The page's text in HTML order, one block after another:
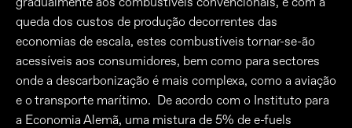
queda dos custos de produção decorrentes das
economias de escala, estes combustíveis tornar-se-ão
acessíveis aos consumidores, bem como para sectores
onde a descarbonização é mais complexa, como a aviação
e o transporte marítimo. De acordo com o Instituto para
a Economia Alemã, uma mistura de 5% de e-fuels